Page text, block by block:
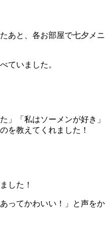
あと、各お部屋で七夕メニ
ていました。
」「私はソーメンが好き」
を教えてくれました！
した！
ってかわいい！」と声をか